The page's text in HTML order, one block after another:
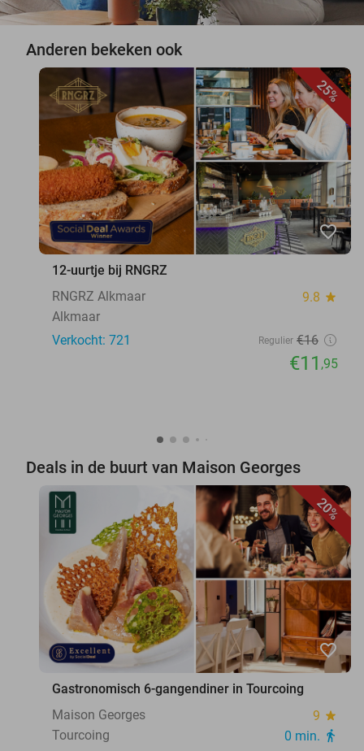
Anderen bekeken ook
25%
favorite_border
12-uurtje bij RNGRZ
RNGRZ Alkmaar
9.8 star
Alkmaar
Verkocht: 721
Regulier €16
€11 ,95
Deals in de buurt van Maison Georges
20%
favorite_border
Gastronomisch 6-gangendiner in Tourcoing
Maison Georges
9 star
Tourcoing 0 min. directions_walk